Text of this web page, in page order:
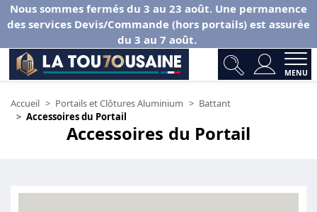
Nous sommes fermés du 3 au 23 août. Une permanence
des services Devis/Commande (hors portails) est assurée
du 3 au 7 août.
MENU
Accueil Portails et Clôtures Aluminium
Battant
Accessoires du Portail
Accessoires du Portail